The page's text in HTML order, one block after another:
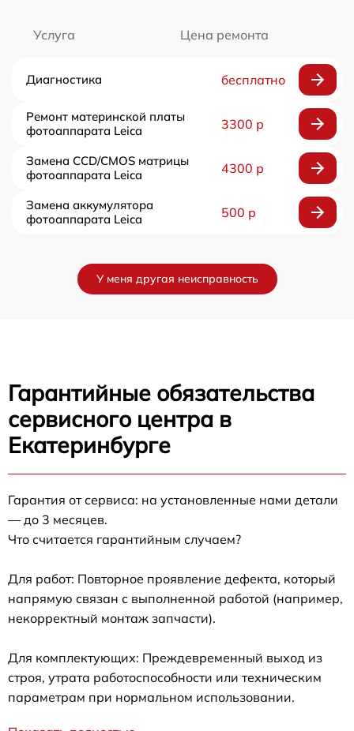
Услуга Цена ремонта
Диагностика бесплатно
Ремонт материнской платы
фотоаппарата Leica
3300 р
Замена CCD/CMOS матрицы
фотоаппарата Leica
4300 р
Замена аккумулятора
фотоаппарата Leica
500 р
У меня другая неисправность
Гарантийные обязательства
сервисного центра в
Екатеринбурге
Гарантия от сервиса: на установленные нами детали
— до 3 месяцев.
Что считается гарантийным случаем?
Для работ: Повторное проявление дефекта, который
напрямую связан с выполненной работой (например,
некорректный монтаж запчасти).
Для комплектующих: Преждевременный выход из
строя, утрата работоспособности или техническим
параметрам при нормальном использовании.